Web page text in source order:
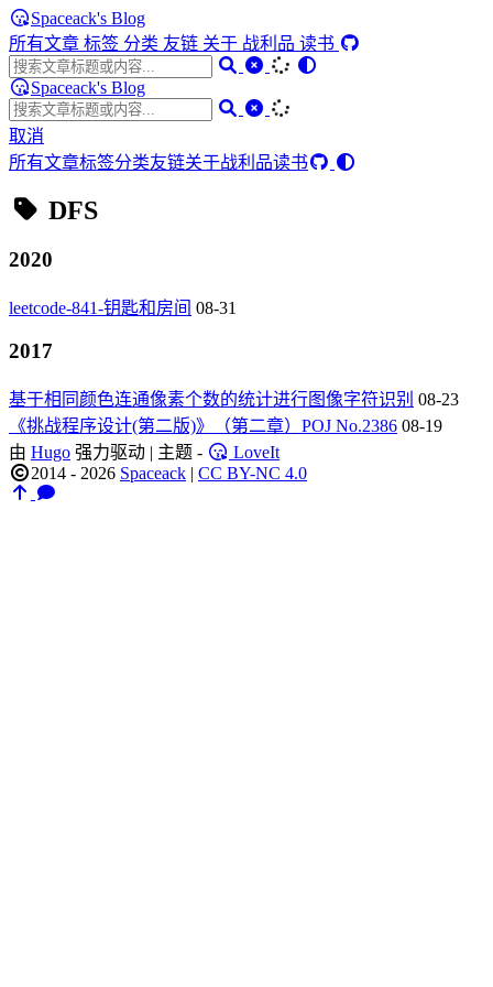
Spaceack's Blog
所有文章 标签 分类 友链 关于 战利品 读书
Spaceack's Blog
取消
所有文章标签分类友链关于战利品读书
DFS
2020
leetcode-841-钥匙和房间 08-31
2017
基于相同颜色连通像素个数的统计进行图像字符识别 08-23
《挑战程序设计(第二版)》（第二章）POJ No.2386 08-19
由 Hugo 强力驱动 | 主题 -
LoveIt
2014 - 2026 Spaceack | CC BY-NC 4.0